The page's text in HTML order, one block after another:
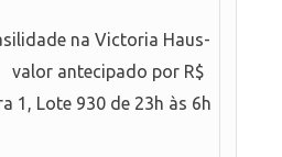
na Victoria Haus-
valor antecipado por R$
1, Lote 930 de 23h às 6h